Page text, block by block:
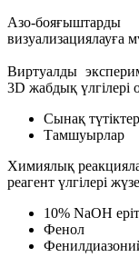
Азо-
визуализациялауға
Виртуалды
3D жабдық үлгілері
Сынақ
Тамшуырлар
Химиялық
реагент үлгілері
10% NaOH
Фенол
Фенилдиазоний